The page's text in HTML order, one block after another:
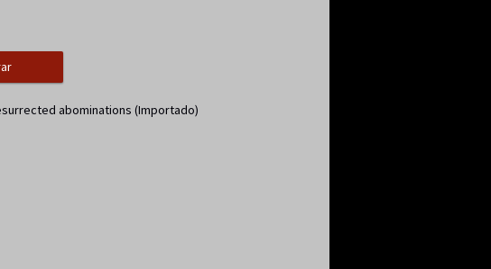
abominations (Importado)